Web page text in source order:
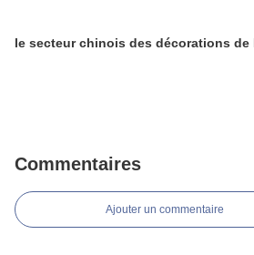
le secteur chinois des décorations de
Commentaires
Ajouter un commentaire